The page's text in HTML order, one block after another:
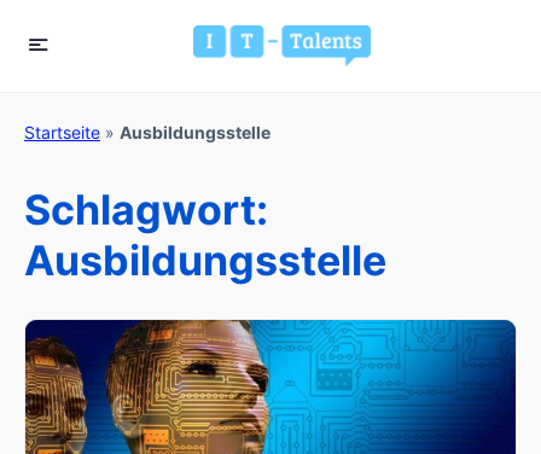
Startseite » Ausbildungsstelle
Schlagwort:
Ausbildungsstelle